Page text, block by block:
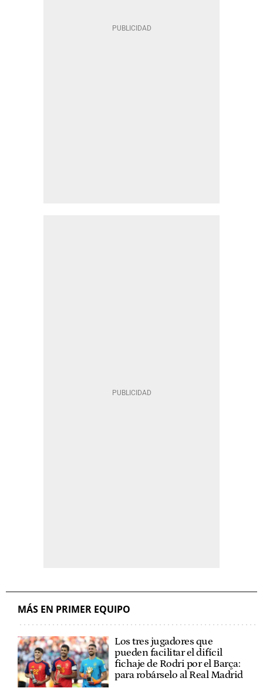
MÁS EN PRIMER EQUIPO
Los tres jugadores que
pueden facilitar el difícil
fichaje de Rodri por el Barça:
para robárselo al Real Madrid